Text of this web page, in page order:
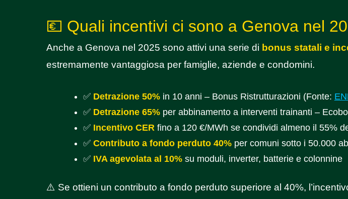
💶 Quali incentivi ci sono a Genova nel
Anche a Genova nel 2025 sono attivi una serie di bonus statali e
estremamente vantaggiosa per famiglie, aziende e condomini.
✅ Detrazione 50% in 10 anni – Bonus Ristrutturazioni (Fonte:
✅ Detrazione 65% per abbinamento a interventi trainanti –
✅ Incentivo CER fino a 120 €/MWh se condividi almeno il 55%
✅ Contributo a fondo perduto 40% per comuni sotto i 50.000
✅ IVA agevolata al 10% su moduli, inverter, batterie e colonnine
⚠️ Se ottieni un contributo a fondo perduto superiore al 40%,